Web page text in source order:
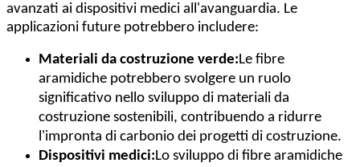
avanzati ai dispositivi medici all'avanguardia. Le
applicazioni future potrebbero includere:
Materiali da costruzione verde:Le fibre
aramidiche potrebbero svolgere un ruolo
significativo nello sviluppo di materiali da
costruzione sostenibili, contribuendo a ridurre
l'impronta di carbonio dei progetti di costruzione.
Dispositivi medici:Lo sviluppo di fibre aramidiche